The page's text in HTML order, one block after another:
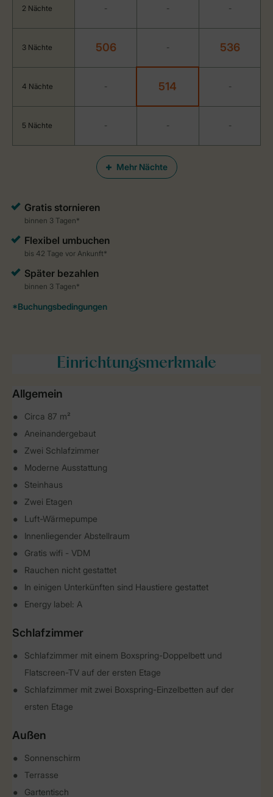
Mehr Nächte
2 Nächte - - -
3 Nächte 506 - 536
4 Nächte - 514 -
5 Nächte - - -
Einrichtungsmerkmale
Allgemein
Circa 87 m²
Aneinandergebaut
Zwei Schlafzimmer
Moderne Ausstattung
Steinhaus
Zwei Etagen
Luft-Wärmepumpe
Innenliegender Abstellraum
Gratis wifi - VDM
Rauchen nicht gestattet
In einigen Unterkünften sind Haustiere gestattet
Energy label: A
Schlafzimmer
Schlafzimmer mit einem Boxspring-Doppelbett und
Flatscreen-TV auf der ersten Etage
Schlafzimmer mit zwei Boxspring-Einzelbetten auf der
ersten Etage
Außen
Sonnenschirm
Terrasse
Gartentisch